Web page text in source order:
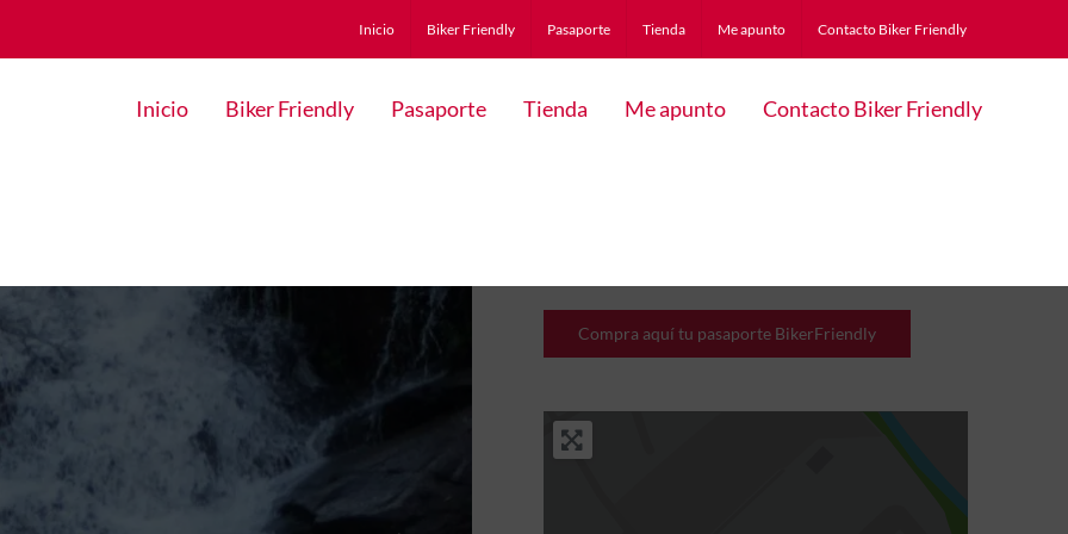
Inicio Biker Friendly Pasaporte Tienda Me apunto Contacto Biker Friendly
Inicio Biker Friendly Pasaporte Tienda Me apunto Contacto Biker Friendly
Compra aquí tu pasaporte BikerFriendly